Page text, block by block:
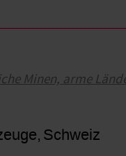
Minen, arme
Schweiz